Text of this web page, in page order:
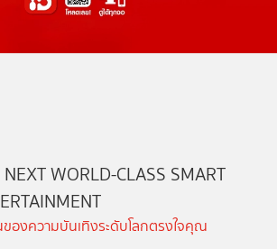
WORLD-CLASS SMART
องความบันเทิงระดับโลกตรงใจคุณ